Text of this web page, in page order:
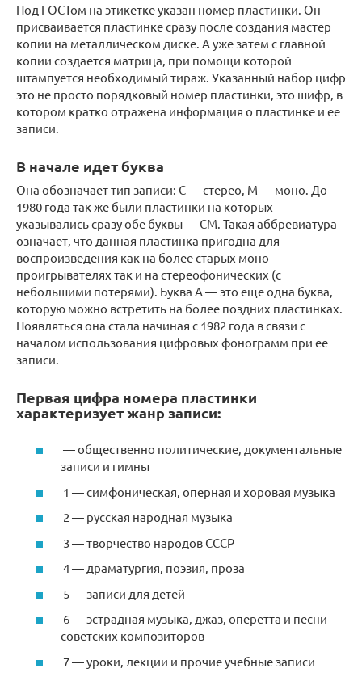
Под ГОСТом на этикетке указан номер пластинки. Он
присваивается пластинке сразу после создания мастер
копии на металлическом диске. А уже затем с главной
копии создается матрица, при помощи которой
штампуется необходимый тираж. Указанный набор цифр
это не просто порядковый номер пластинки, это шифр, в
котором кратко отражена информация о пластинке и ее
записи.
В начале идет буква
Она обозначает тип записи: С — стерео, М — моно. До
1980 года так же были пластинки на которых
указывались сразу обе буквы — СМ. Такая аббревиатура
означает, что данная пластинка пригодна для
воспроизведения как на более старых моно-
проигрывателях так и на стереофонических (с
небольшими потерями). Буква А — это еще одна буква,
которую можно встретить на более поздних пластинках.
Появляться она стала начиная с 1982 года в связи с
началом использования цифровых фонограмм при ее
записи.
Первая цифра номера пластинки
характеризует жанр записи:
— общественно политические, документальные
записи и гимны
1 — симфоническая, оперная и хоровая музыка
2 — русская народная музыка
3 — творчество народов СССР
4 — драматургия, поэзия, проза
5 — записи для детей
6 — эстрадная музыка, джаз, оперетта и песни
советских композиторов
7 — уроки, лекции и прочие учебные записи